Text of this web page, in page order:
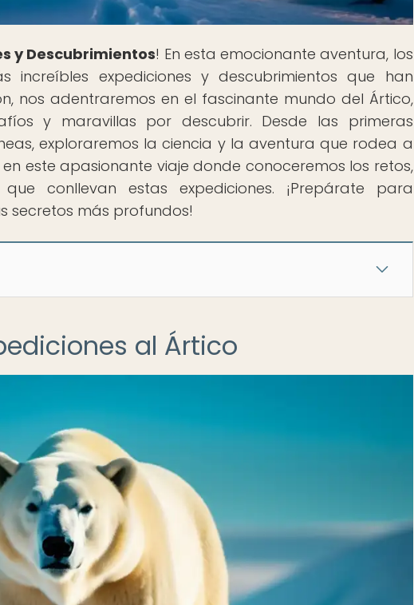
y Descubrimientos! En esta emocionante aventura, los
increíbles expediciones y descubrimientos que han
nos adentraremos en el fascinante mundo del Ártico,
y maravillas por descubrir. Desde las primeras
exploraremos la ciencia y la aventura que rodea a
este apasionante viaje donde conoceremos los retos,
conllevan estas expediciones. ¡Prepárate para
secretos más profundos!
al Ártico